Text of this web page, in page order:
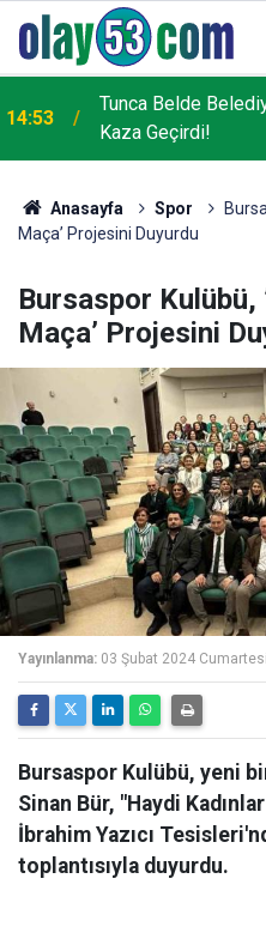
13:25
Rize’de piknik
piknikçiler arasında
Anasayfa Spor
Maça’ Projesini Duyurdu
Bursaspor Kulübü,
Maça’ Projesini
Yayınlanma: 03 Şubat 2024
Bursaspor Kulübü, yeni
Sinan Bür, "Haydi
İbrahim Yazıcı
toplantısıyla duyurdu.